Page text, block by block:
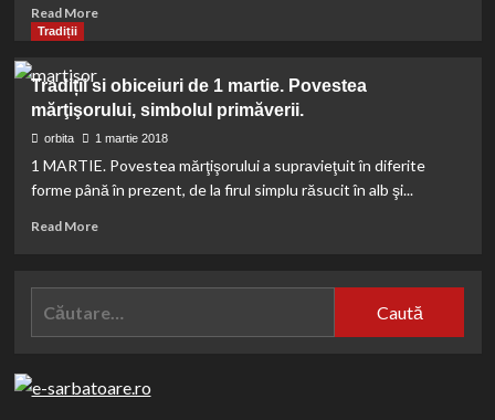
Read MoreRead
De
ce
Este
Floarea
de
Simbolul
Monument
din
Tradiții
Tradiții si obiceiuri de 1 martie. Povestea
mărţişorului, simbolul primăverii.
orbita 1 martie 2018
1 MARTIE. Povestea mărţişorului a supravieţuit în diferite
forme până în prezent, de la firul simplu răsucit în alb şi...
Read MoreRead
Tradiții
si
martie.
Caută